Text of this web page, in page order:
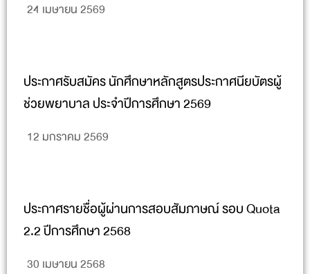
24 เมษายน 2569
ประกาศรับสมัคร นักศึกษาหลักสูตรประกาศนียบัตรผู้
ช่วยพยาบาล ประจำปีการศึกษา 2569
12 มกราคม 2569
ประกาศรายชื่อผู้ผ่านการสอบสัมภาษณ์ รอบ Quota
2.2 ปีการศึกษา 2568
30 เมษายน 2568